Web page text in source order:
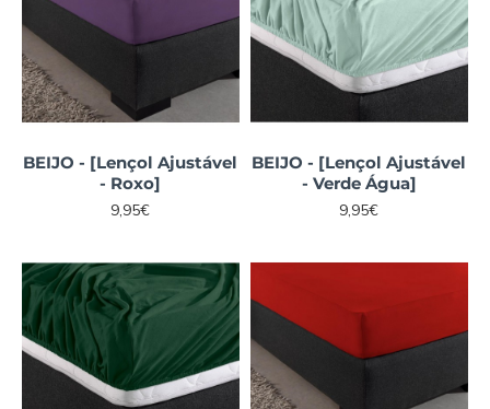
BEIJO - [Lençol Ajustável
- Roxo]
9,95€
BEIJO - [Lençol Ajustável
- Verde Água]
9,95€